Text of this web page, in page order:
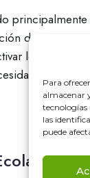
Para
almacenar
las
puede
de una app
los
de